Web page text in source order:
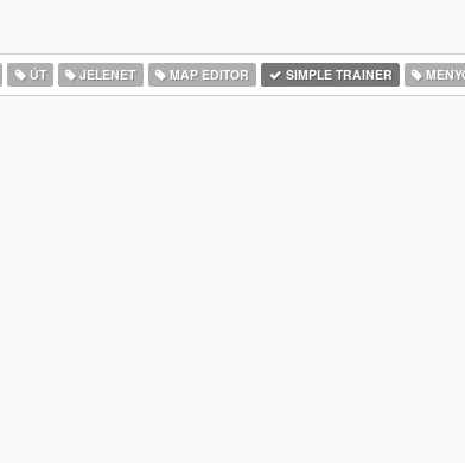
ÚT JELENET MAP EDITOR SIMPLE TRAINER